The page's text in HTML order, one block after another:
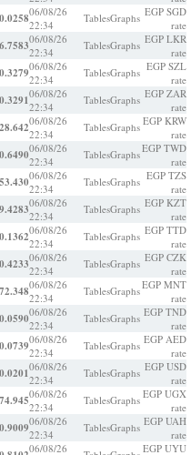
0.025806/08/26
22:34
TablesGraphs EGP SGD
rate
6.758306/08/26
22:34
TablesGraphs EGP LKR
rate
0.327906/08/26
22:34
TablesGraphs EGP SZL
rate
0.329106/08/26
22:34
TablesGraphs EGP ZAR
rate
28.64206/08/26
22:34
TablesGraphs EGP KRW
rate
0.649006/08/26
22:34
TablesGraphsEGP TWD
rate
53.43006/08/26
22:34
TablesGraphs EGP TZS
rate
9.428306/08/26
22:34
TablesGraphs EGP KZT
rate
0.136206/08/26
22:34
TablesGraphs EGP TTD
rate
0.423306/08/26
22:34
TablesGraphs EGP CZK
rate
72.34806/08/26
22:34
TablesGraphsEGP MNT
rate
0.059006/08/26
22:34
TablesGraphs EGP TND
rate
0.073906/08/26
22:34
TablesGraphs EGP AED
rate
0.020106/08/26
22:34
TablesGraphs EGP USD
rate
74.94506/08/26
22:34
TablesGraphs EGP UGX
rate
0.900906/08/26
22:34
TablesGraphs EGP UAH
rate
06/08/26 EGP UYU